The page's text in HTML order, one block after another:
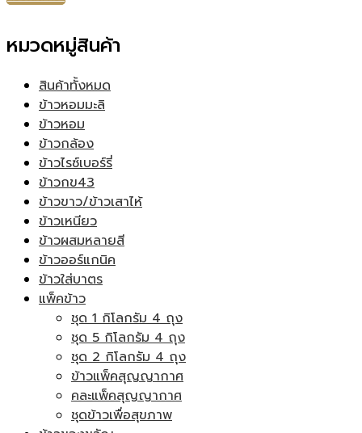
หมวดหมู่สินค้า
สินค้าทั้งหมด
ข้าวหอมมะลิ
ข้าวหอม
ข้าวกล้อง
ข้าวไรซ์เบอร์รี่
ข้าวกข43
ข้าวขาว/ข้าวเสาไห้
ข้าวเหนียว
ข้าวผสมหลายสี
ข้าวออร์แกนิค
ข้าวใส่บาตร
แพ็คข้าว
ชุด 1 กิโลกรัม 4 ถุง
ชุด 5 กิโลกรัม 4 ถุง
ชุด 2 กิโลกรัม 4 ถุง
ข้าวแพ็คสุญญากาศ
คละแพ็คสุญญากาศ
ชุดข้าวเพื่อสุขภาพ